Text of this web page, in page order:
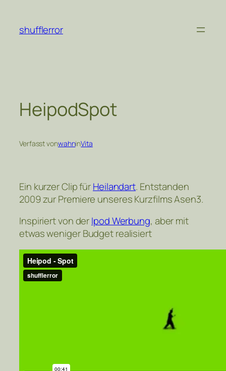
springen
shufflerror
HeipodSpot
Verfasst vonwahninVita
Ein kurzer Clip fürHeilandart. Entstanden
2009 zur Premiere unseres Kurzfilms Asen3.
Inspiriert von derIpod Werbung, aber mit
etwas weniger Budget realisiert